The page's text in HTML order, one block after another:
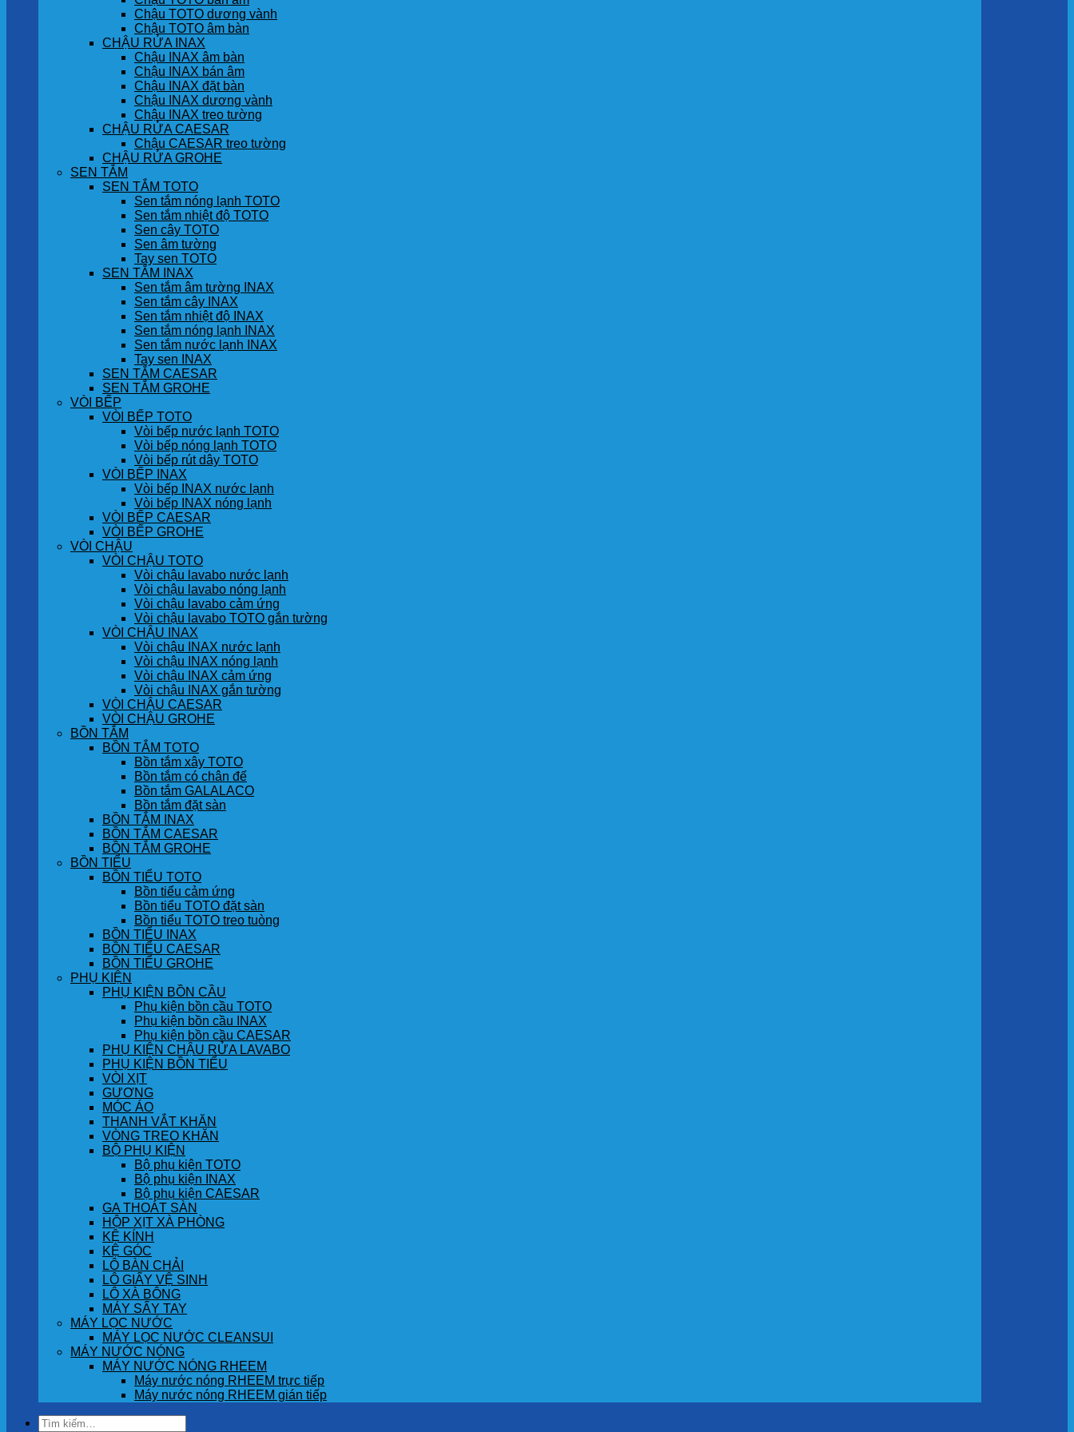
Chậu TOTO dương vành
Chậu TOTO âm bàn
CHẬU RỬA INAX
Chậu INAX âm bàn
Chậu INAX bán âm
Chậu INAX đặt bàn
Chậu INAX dương vành
Chậu INAX treo tường
CHẬU RỬA CAESAR
Chậu CAESAR treo tường
CHẬU RỬA GROHE
SEN TẮM
SEN TẮM TOTO
Sen tắm nóng lạnh TOTO
Sen tắm nhiệt độ TOTO
Sen cây TOTO
Sen âm tường
Tay sen TOTO
SEN TẮM INAX
Sen tắm âm tường INAX
Sen tắm cây INAX
Sen tắm nhiệt độ INAX
Sen tắm nóng lạnh INAX
Sen tắm nước lạnh INAX
Tay sen INAX
SEN TẮM CAESAR
SEN TẮM GROHE
VÒI BẾP
VÒI BẾP TOTO
Vòi bếp nước lạnh TOTO
Vòi bếp nóng lạnh TOTO
Vòi bếp rút dây TOTO
VÒI BẾP INAX
Vòi bếp INAX nước lạnh
Vòi bếp INAX nóng lạnh
VÒI BẾP CAESAR
VÒI BẾP GROHE
VÒI CHẬU
VÒI CHẬU TOTO
Vòi chậu lavabo nước lạnh
Vòi chậu lavabo nóng lạnh
Vòi chậu lavabo cảm ứng
Vòi chậu lavabo TOTO gắn tường
VÒI CHẬU INAX
Vòi chậu INAX nước lạnh
Vòi chậu INAX nóng lạnh
Vòi chậu INAX cảm ứng
Vòi chậu INAX gắn tường
VÒI CHẬU CAESAR
VÒI CHẬU GROHE
BỒN TẮM
BỒN TẮM TOTO
Bồn tắm xây TOTO
Bồn tắm có chân đế
Bồn tắm GALALACO
Bồn tắm đặt sàn
BỒN TẮM INAX
BỒN TẮM CAESAR
BỒN TẮM GROHE
BỒN TIỂU
BỒN TIỂU TOTO
Bồn tiểu cảm ứng
Bồn tiểu TOTO đặt sàn
Bồn tiểu TOTO treo tuòng
BỒN TIỂU INAX
BỒN TIỂU CAESAR
BỒN TIỂU GROHE
PHỤ KIỆN
PHỤ KIỆN BỒN CẦU
Phụ kiện bồn cầu TOTO
Phụ kiện bồn cầu INAX
Phụ kiện bồn cầu CAESAR
PHỤ KIỆN CHẬU RỬA LAVABO
PHỤ KIỆN BỒN TIỂU
VÒI XỊT
GƯƠNG
MÓC ÁO
THANH VẮT KHĂN
VÒNG TREO KHĂN
BỘ PHỤ KIỆN
Bộ phụ kiện TOTO
Bộ phụ kiện INAX
Bộ phụ kiện CAESAR
GA THOÁT SÀN
HỘP XỊT XÀ PHÒNG
KỆ KÍNH
KỆ GÓC
LÔ BÀN CHẢI
LÔ GIẤY VỆ SINH
LÔ XÀ BÔNG
MÁY SẤY TAY
MÁY LỌC NƯỚC
MÁY LỌC NƯỚC CLEANSUI
MÁY NƯỚC NÓNG
MÁY NƯỚC NÓNG RHEEM
Máy nước nóng RHEEM trực tiếp
Máy nước nóng RHEEM gián tiếp
Tìm